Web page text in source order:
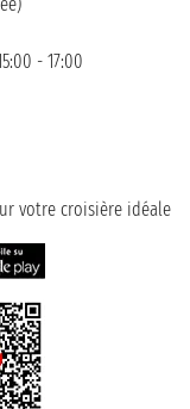
- 17:00
votre croisière idéale